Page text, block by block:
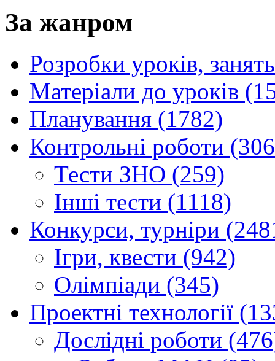
За жанром
Розробки уроків,
Матеріали до уроків
Планування (1782)
Контрольні роботи
Тести ЗНО (259)
Інші тести (1118)
Конкурси, турніри
Ігри, квести (942)
Олімпіади (345)
Проектні технології
Дослідні роботи